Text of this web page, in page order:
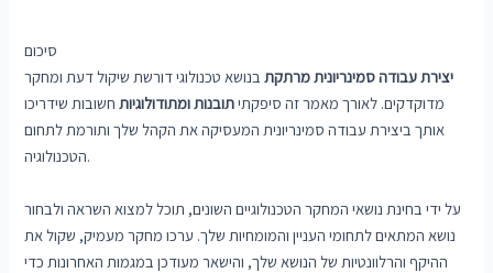
סיכום
יצירת עבודה סמינריונית מרתקתבנושא טכנולוגי דורשת שיקול דעת ומחקר
מדוקדקים. לאורך מאמר זה סיפקתיתובנות ומתודולוגיותחשובות שידריכו
אותך ביצירת עבודה סמינריונית המעסיקה את הקהל שלך ותורמת לתחום
הטכנולוגיה.
על ידי בחינת נושאי המחקר הטכנולוגיים השונים, תוכל למצוא השראה ולבחור
נושא המתאים לתחומי העניין והמומחיות שלך. ערכו מחקר מעמיק, שקול את
ההיקף והרלוונטיות של הנושא שלך, והישאר מעודכן במגמות האחרונות כדי